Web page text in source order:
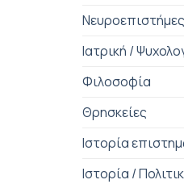
Ιατρική /
Φιλοσοφία
Θρησκείες
Ιστορία
Ιστορία /